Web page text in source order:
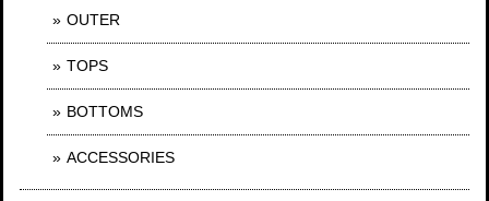
OUTER
TOPS
BOTTOMS
ACCESSORIES